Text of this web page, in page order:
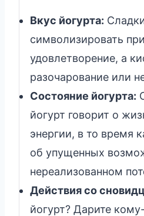
Вкус йогурта:
символизировать
удовлетворение, а
разочарование или
Состояние йогурта:
йогурт говорит о
энергии, в то время
об упущенных
нереализованном
Действия со
йогурт? Дарите